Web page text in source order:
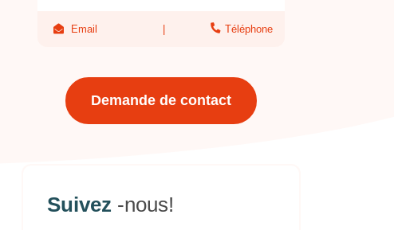
Email Téléphone
Demande de contact
Suivez -nous!